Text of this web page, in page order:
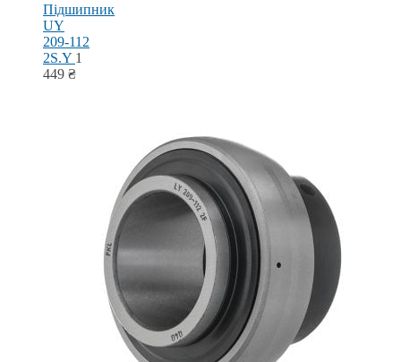
Підшипник
UY
209-112
2S.Y 1
449 ₴